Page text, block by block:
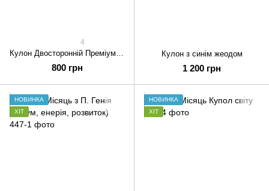
4
800 грн
Кулон з синім жеодом
1 200 грн
НОВИНКА
ХІТ
НОВИНКА
ХІТ